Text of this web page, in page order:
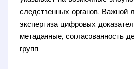
следственных органов. Важной
экспертиза цифровых
метаданные, согласованность
групп.